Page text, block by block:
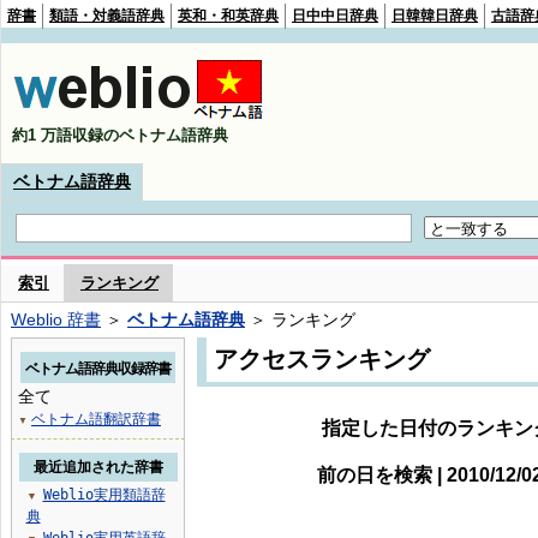
辞書 類語・対義語辞典 英和・和英辞典 日中中日辞典 日韓韓日辞典 古語辞
約1 万語収録のベトナム語辞典
ベトナム語辞典
索引 ランキング
Weblio 辞書 ＞ ベトナム語辞典 ＞ ランキング
アクセスランキング
指定した日付のランキ
前の日を検索 | 2010/12/
ベトナム語辞典収録辞書
全て
▼ ベトナム語翻訳辞書
最近追加された辞書
▼
Weblio実用類語辞
典